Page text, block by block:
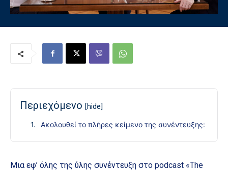
Περιεχόμενο [hide]
Ακολουθεί το πλήρες κείμενο της συνέντευξης:
Μια εφ’ όλης της ύλης συνέντευξη στο podcast «The